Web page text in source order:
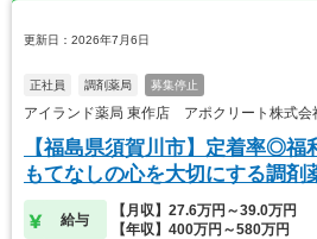
更新日：2026年7月6日
正社員 調剤薬局 募集停止
アイランド薬局 東作店 アポクリート株式会
【福島県須賀川市】定着率◎
もてなしの心を大切にする調剤
給与
【月収】27.6万円～39.0万円
【年収】400万円～580万円